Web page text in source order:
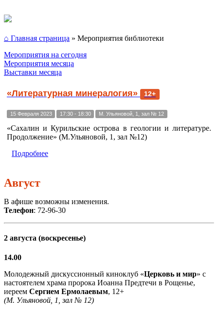
⌂ Главная страница » Мероприятия библиотеки
Мероприятия на сегодня
Мероприятия месяца
Выставки месяца
«Литературная минералогия» 12+
15 Февраля 2023 17:30 - 18:30 М. Ульяновой, 1, зал № 12
«Сахалин и Курильские острова в геологии и литературе.
Продолжение» (М.Ульяновой, 1, зал №12)
Подробнее
Август
В афише возможны изменения.
Телефон: 72-96-30
2 августа (воскресенье)
14.00
Молодежный дискуссионный киноклуб «Церковь и мир» с
настоятелем храма пророка Иоанна Предтечи в Рощенье,
иереем Сергием Ермолаевым, 12+
(М. Ульяновой, 1, зал № 12)